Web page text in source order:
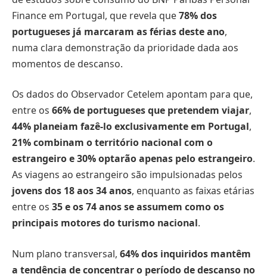
Finance em Portugal, que revela que78% dos
portugueses já marcaram as férias deste ano,
numa clara demonstração da prioridade dada aos
momentos de descanso.
Os dados do Observador Cetelem apontam para que,
entre os 66% de portugueses que pretendem viajar,
44% planeiam fazê-lo exclusivamente em Portugal,
21% combinam o território nacional com o
estrangeiro e 30% optarão apenas pelo estrangeiro.
As viagens ao estrangeiro são impulsionadas pelos
jovens dos 18 aos 34 anos, enquanto as faixas etárias
entre os 35 e os 74 anos se assumem como os
principais motores do turismo nacional.
Num plano transversal, 64% dos inquiridos mantêm
a tendência de concentrar o período de descanso no